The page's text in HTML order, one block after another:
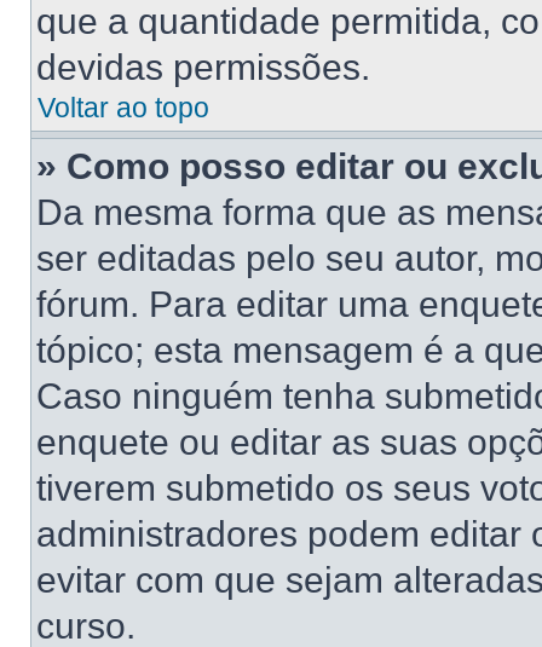
que a quantidade permitida,
devidas permissões.
Voltar ao topo
» Como posso editar ou
Da mesma forma que as
ser editadas pelo seu autor,
fórum. Para editar uma
tópico; esta mensagem é a
Caso ninguém tenha
enquete ou editar as suas
tiverem submetido os seus
administradores podem editar
evitar com que sejam
curso.